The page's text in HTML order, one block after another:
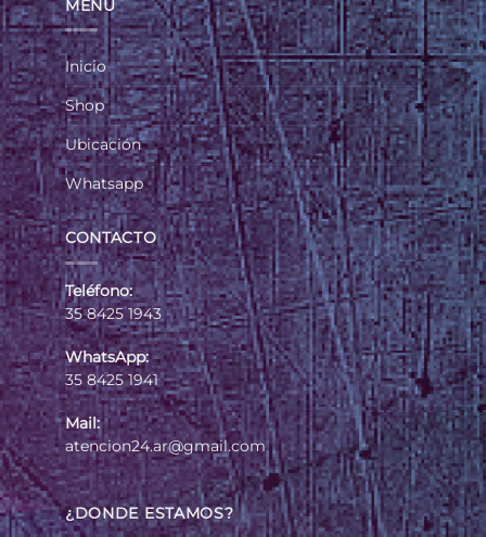
MENÚ
Inicio
Shop
Ubicación
Whatsapp
CONTACTO
Teléfono:
35 8425 1943
WhatsApp:
35 8425 1941
Mail:
atencion24.ar@gmail.com
¿DONDE ESTAMOS?